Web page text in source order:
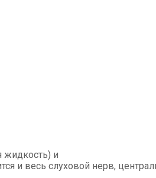
жидкость) и
и весь слуховой нерв,